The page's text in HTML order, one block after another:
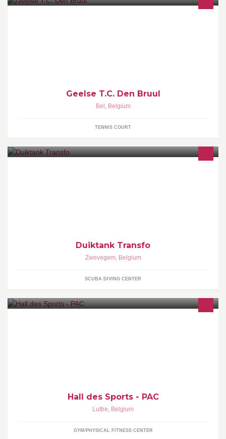
Geelse T.C. Den Bruul
Bel , Belgium
TENNIS COURT
Duiktank Transfo
Zwevegem, Belgium
SCUBA DIVING CENTER
Hall des Sports - PAC
Luttre, Belgium
GYM/PHYSICAL FITNESS CENTER